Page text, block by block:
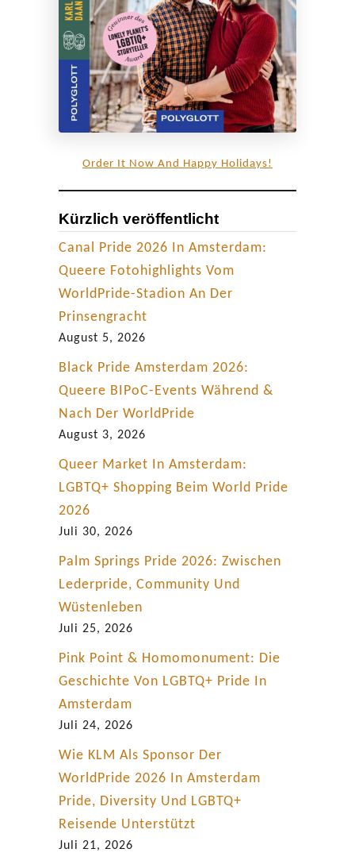
P
a
r
a
d
i
Order It Now And Happy Holidays!
Kürzlich veröffentlicht
Canal Pride 2026 In Amsterdam:
Queere Fotohighlights Vom
WorldPride-Stadion An Der
Prinsengracht
August 5, 2026
Black Pride Amsterdam 2026:
Queere BIPoC-Events Während &
Nach Der WorldPride
August 3, 2026
Queer Market In Amsterdam:
LGBTQ+ Shopping Beim World Pride
2026
Juli 30, 2026
Palm Springs Pride 2026: Zwischen
Lederpride, Community Und
Wüstenleben
Juli 25, 2026
Pink Point & Homomonument: Die
Geschichte Von LGBTQ+ Pride In
Amsterdam
Juli 24, 2026
Wie KLM Als Sponsor Der
WorldPride 2026 In Amsterdam
Pride, Diversity Und LGBTQ+
Reisende Unterstützt
Juli 21, 2026